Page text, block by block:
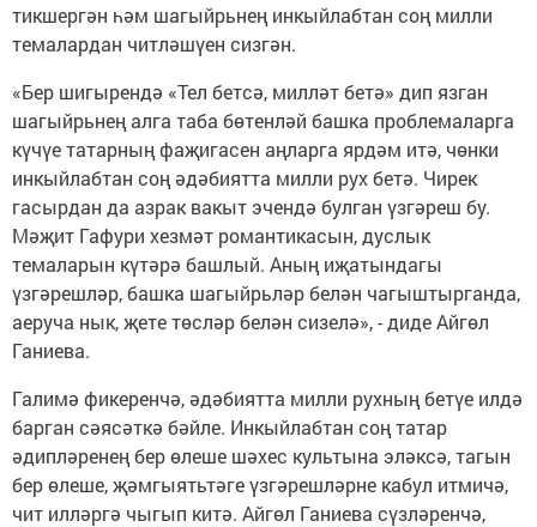
тикшергән һәм шагыйрьнең инкыйлабтан соң милли
темалардан читләшүен сизгән.
«Бер шигырендә «Тел бетсә, милләт бетә» дип язган
шагыйрьнең алга таба бөтенләй башка проблемаларга
күчүе татарның фаҗигасен аңларга ярдәм итә, чөнки
инкыйлабтан соң әдәбиятта милли рух бетә. Чирек
гасырдан да азрак вакыт эчендә булган үзгәреш бу.
Мәҗит Гафури хезмәт романтикасын, дуслык
темаларын күтәрә башлый. Аның иҗатындагы
үзгәрешләр, башка шагыйрьләр белән чагыштырганда,
аеруча нык, җете төсләр белән сизелә», - диде Айгөл
Ганиева.
Галимә фикеренчә, әдәбиятта милли рухның бетүе илдә
барган сәясәткә бәйле. Инкыйлабтан соң татар
әдипләренең бер өлеше шәхес культына эләксә, тагын
бер өлеше, җәмгыятьтәге үзгәрешләрне кабул итмичә,
чит илләргә чыгып китә. Айгөл Ганиева сүзләренчә,